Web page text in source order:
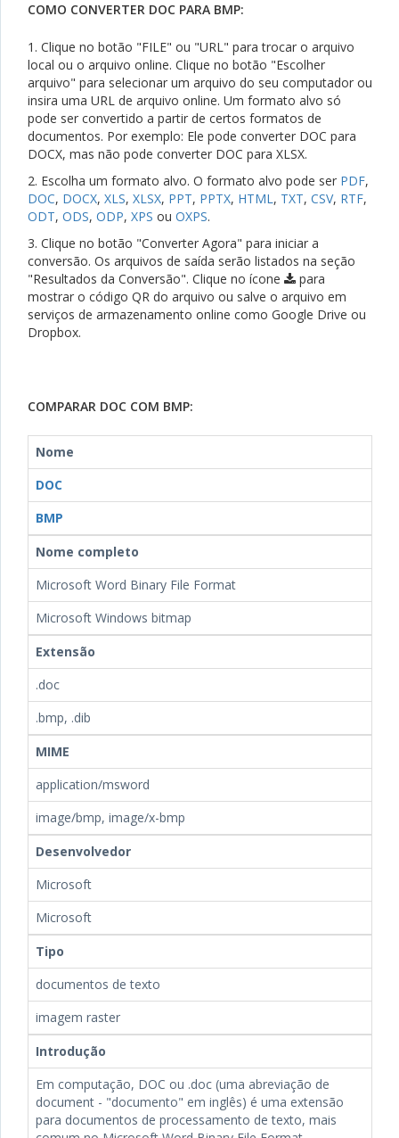
COMO CONVERTER DOC PARA BMP:
1. Clique no botão "FILE" ou "URL" para trocar o arquivo
local ou o arquivo online. Clique no botão "Escolher
arquivo" para selecionar um arquivo do seu computador ou
insira uma URL de arquivo online. Um formato alvo só
pode ser convertido a partir de certos formatos de
documentos. Por exemplo: Ele pode converter DOC para
DOCX, mas não pode converter DOC para XLSX.
2. Escolha um formato alvo. O formato alvo pode ser PDF,
DOC, DOCX, XLS, XLSX, PPT, PPTX, HTML, TXT, CSV, RTF,
ODT, ODS, ODP, XPS ou OXPS.
3. Clique no botão "Converter Agora" para iniciar a
conversão. Os arquivos de saída serão listados na seção
"Resultados da Conversão". Clique no ícone
para
mostrar o código QR do arquivo ou salve o arquivo em
serviços de armazenamento online como Google Drive ou
Dropbox.
COMPARAR DOC COM BMP:
Nome
DOC
BMP
Nome completo
Microsoft Word Binary File Format
Microsoft Windows bitmap
Extensão
.doc
.bmp, .dib
MIME
application/msword
image/bmp, image/x-bmp
Desenvolvedor
Microsoft
Microsoft
Tipo
documentos de texto
imagem raster
Introdução
Em computação, DOC ou .doc (uma abreviação de
document - "documento" em inglês) é uma extensão
para documentos de processamento de texto, mais